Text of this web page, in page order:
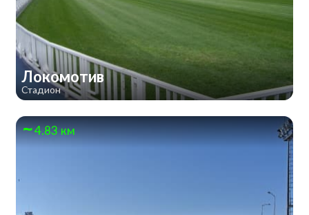
Локомотив
Стадион
4.83 км